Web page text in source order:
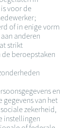
voor de
of in enige vorm
anderen
strikt
beroepstaken
en
gegevens van het
zekerheid,
instellingen